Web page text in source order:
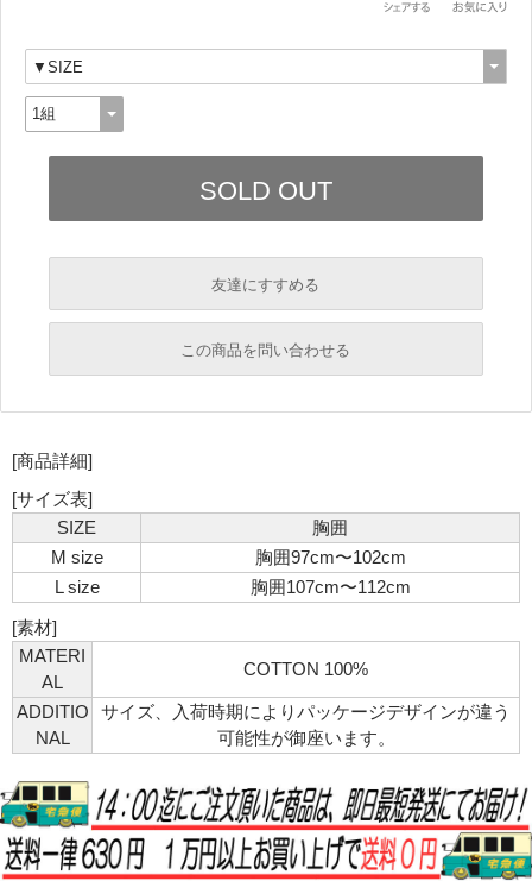
友達にすすめる
必須
この商品を問い合わせる
[商品詳細]
[サイズ表]
SIZE
胸囲
M size
胸囲97cm〜102cm
L size
胸囲107cm〜112cm
[素材]
MATERI
AL
COTTON 100%
ADDITIO
NAL
サイズ、入荷時期によりパッケージデザインが違う
可能性が御座います。